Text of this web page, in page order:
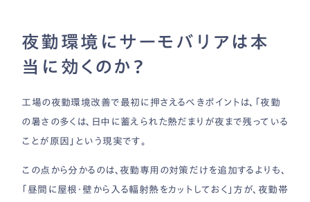
夜勤環境にサーモバリアは本
当に効くのか？
工場の夜勤環境改善で最初に押さえるべきポイントは、「夜勤
の暑さの多くは、日中に蓄えられた熱だまりが夜まで残っている
ことが原因」という現実です。
この点から分かるのは、夜勤専用の対策だけを追加するよりも、
「昼間に屋根・壁から入る輻射熱をカットしておく」方が、夜勤帯